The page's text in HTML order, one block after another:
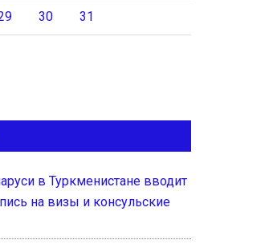
30 31
в Туркменистане вводит
на визы и консульские